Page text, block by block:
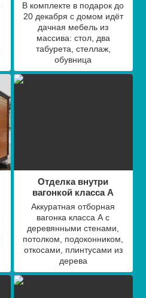
В комплекте в подарок до
20 декабря с домом идёт
дачная мебель из
массива: стол, два
табурета, стеллаж,
обувница
Отделка внутри
вагонкой класса А
Аккуратная отборная
вагонка класса А с
деревянными стенами,
потолком, подоконником,
откосами, плинтусами из
дерева